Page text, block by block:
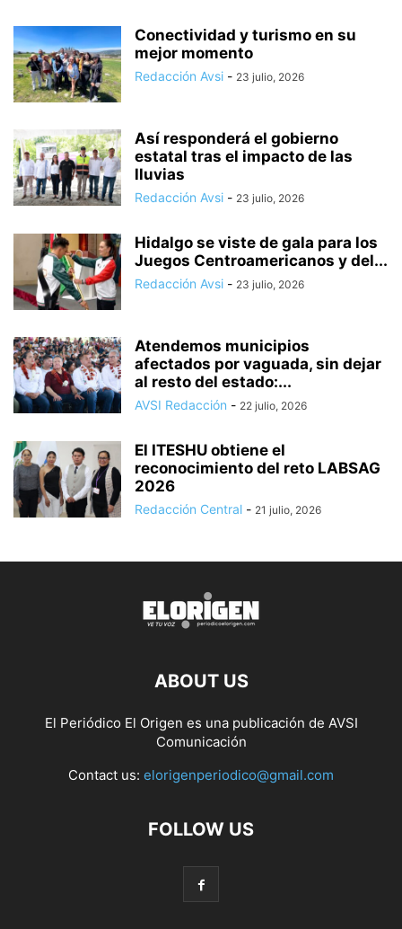
Conectividad y turismo en su
mejor momento
Redacción Avsi - 23 julio, 2026
Así responderá el gobierno
estatal tras el impacto de las
lluvias
Redacción Avsi - 23 julio, 2026
Hidalgo se viste de gala para los
Juegos Centroamericanos y del...
Redacción Avsi - 23 julio, 2026
Atendemos municipios
afectados por vaguada, sin dejar
al resto del estado:...
AVSI Redacción - 22 julio, 2026
El ITESHU obtiene el
reconocimiento del reto LABSAG
2026
Redacción Central - 21 julio, 2026
ABOUT US
El Periódico El Origen es una publicación de AVSI
Comunicación
Contact us: elorigenperiodico@gmail.com
FOLLOW US